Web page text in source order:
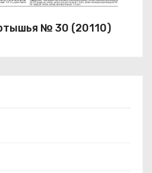
№ 30 (20110)